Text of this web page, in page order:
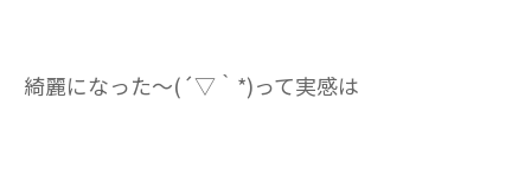
綺麗になった～(´▽｀*)って実感は